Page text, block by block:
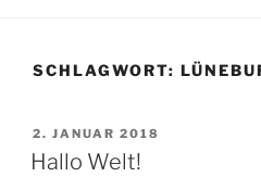
SCHLAGWORT:
VERÖFFENTLICHT
AM
2. JANUAR 2018
Hallo Welt!